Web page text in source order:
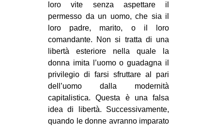
loro vite senza aspettare il
permesso da un uomo, che sia il
loro padre, marito, o il loro
comandante. Non si tratta di una
libertà esteriore nella quale la
donna imita l’uomo o guadagna il
privilegio di farsi sfruttare al pari
dell’uomo dalla modernità
capitalistica. Questa è una falsa
idea di libertà. Successivamente,
quando le donne avranno imparato